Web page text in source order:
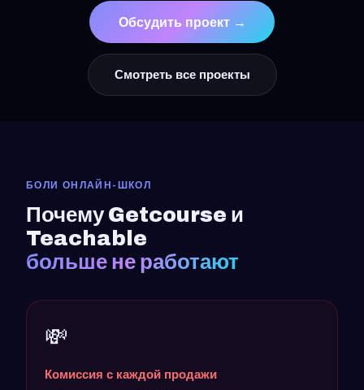
Обсудить проект →
Смотреть все проекты
БОЛИ ОНЛАЙН-ШКОЛ
Почему Getcourse и
Teachable
больше не работают
💸
Комиссия с каждой продажи